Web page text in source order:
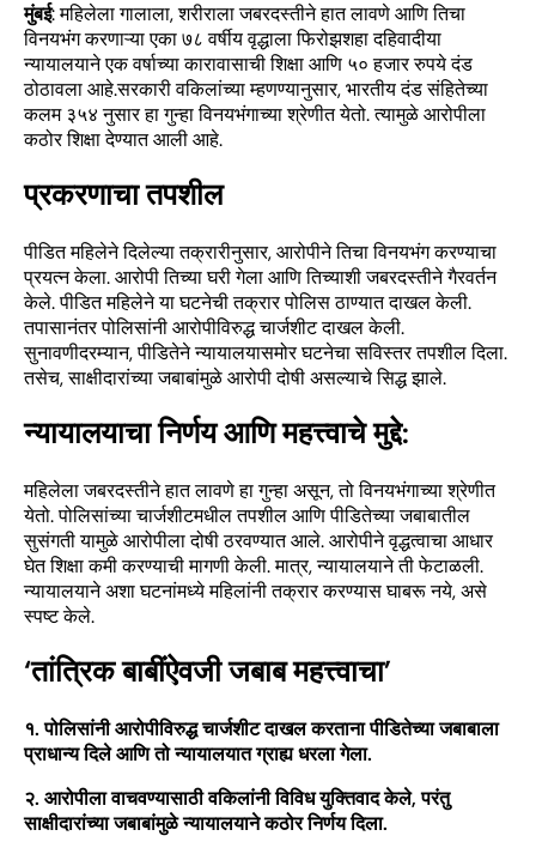
मुंबई: महिलेला गालाला, शरीराला जबरदस्तीने हात लावणे आणि तिचा
विनयभंग करणाऱ्या एका ७८ वर्षीय वृद्धाला फिरोझशहा दहिवादीया
न्यायालयाने एक वर्षाच्या कारावासाची शिक्षा आणि ५० हजार रुपये दंड
ठोठावला आहे.सरकारी वकिलांच्या म्हणण्यानुसार, भारतीय दंड संहितेच्या
कलम ३५४ नुसार हा गुन्हा विनयभंगाच्या श्रेणीत येतो. त्यामुळे आरोपीला
कठोर शिक्षा देण्यात आली आहे.
प्रकरणाचा तपशील
पीडित महिलेने दिलेल्या तक्रारीनुसार, आरोपीने तिचा विनयभंग करण्याचा
प्रयत्न केला. आरोपी तिच्या घरी गेला आणि तिच्याशी जबरदस्तीने गैरवर्तन
केले. पीडित महिलेने या घटनेची तक्रार पोलिस ठाण्यात दाखल केली.
तपासानंतर पोलिसांनी आरोपीविरुद्ध चार्जशीट दाखल केली.
सुनावणीदरम्यान, पीडितेने न्यायालयासमोर घटनेचा सविस्तर तपशील दिला.
तसेच, साक्षीदारांच्या जबाबांमुळे आरोपी दोषी असल्याचे सिद्ध झाले.
न्यायालयाचा निर्णय आणि महत्त्वाचे मुद्दे:
महिलेला जबरदस्तीने हात लावणे हा गुन्हा असून, तो विनयभंगाच्या श्रेणीत
येतो. पोलिसांच्या चार्जशीटमधील तपशील आणि पीडितेच्या जबाबातील
सुसंगती यामुळे आरोपीला दोषी ठरवण्यात आले. आरोपीने वृद्धत्वाचा आधार
घेत शिक्षा कमी करण्याची मागणी केली. मात्र, न्यायालयाने ती फेटाळली.
न्यायालयाने अशा घटनांमध्ये महिलांनी तक्रार करण्यास घाबरू नये, असे
स्पष्ट केले.
‘तांत्रिक बाबींऐवजी जबाब महत्त्वाचा’
१. पोलिसांनी आरोपीविरुद्ध चार्जशीट दाखल करताना पीडितेच्या जबाबाला
प्राधान्य दिले आणि तो न्यायालयात ग्राह्य धरला गेला.
२. आरोपीला वाचवण्यासाठी वकिलांनी विविध युक्तिवाद केले, परंतु
साक्षीदारांच्या जबाबांमुळे न्यायालयाने कठोर निर्णय दिला.